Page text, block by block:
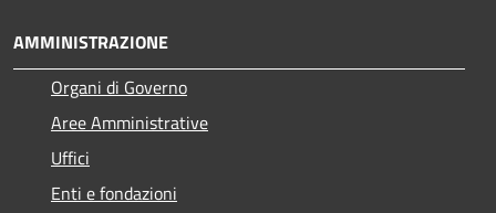
AMMINISTRAZIONE
Organi di Governo
Aree Amministrative
Uffici
Enti e fondazioni